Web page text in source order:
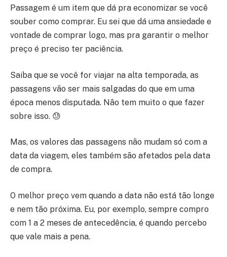
Passagem é um item que dá pra economizar se você
souber como comprar. Eu sei que dá uma ansiedade e
vontade de comprar logo, mas pra garantir o melhor
preço é preciso ter paciência.
Saiba que se você for viajar na alta temporada, as
passagens vão ser mais salgadas do que em uma
época menos disputada. Não tem muito o que fazer
sobre isso. 😓
Mas, os valores das passagens não mudam só com a
data da viagem, eles também são afetados pela data
de compra.
O melhor preço vem quando a data não está tão longe
e nem tão próxima. Eu, por exemplo, sempre compro
com 1 a 2 meses de antecedência, é quando percebo
que vale mais a pena.